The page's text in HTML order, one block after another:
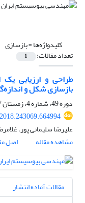
کلیدواژه‌ها =بازسازی
تعداد مقالات: 1
طراحی و ارزیابی یک
بازسازی شکل و
دوره 49، شماره 4، زمستان 1397، صفحه
علیرضا سلیمانی پور،
مشاهده مقاله
اصل
مقالات آماده انتشار